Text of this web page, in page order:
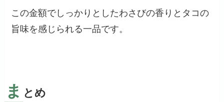
この金額でしっかりとしたわさびの香りとタコの
旨味を感じられる一品です。
ま とめ